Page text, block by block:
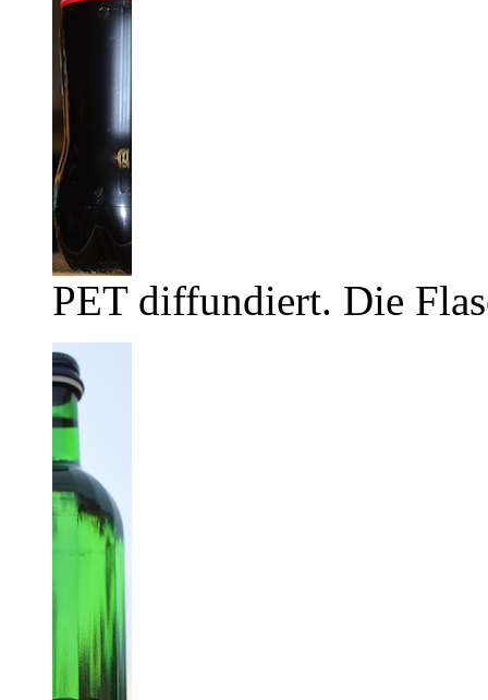
PET diffundiert. Die